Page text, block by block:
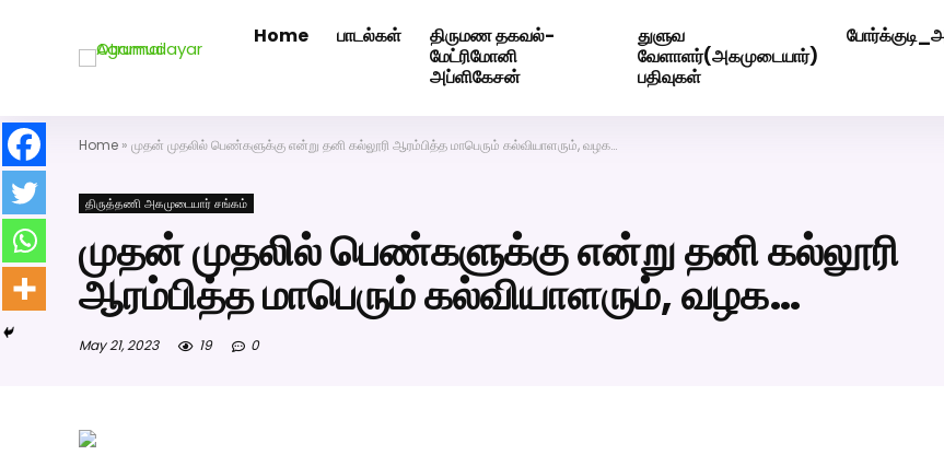
Home பாடல்கள்
திருமண தகவல்-
மேட்ரிமோனி
அப்ளிகேசன்
துளுவ
வேளாளர்(அகமுடையார்)
பதிவுகள்
Home » முதன் முதலில் பெண்களுக்கு என்று தனி கல்லூரி ஆரம்பித்த மாபெரும் கல்வியாளரும், வழக…
திருத்தணி அகமுடையார் சங்கம்
முதன் முதலில் பெண்களுக்கு என்று தனி கல்லூரி
ஆரம்பித்த மாபெரும் கல்வியாளரும், வழக…
May 21, 2023 19 0
அகமுடையார் திருமண வரன்களுக்கு அகமுடையார்மேட்ரி-பெண் வீட்டாருக்கு 100% இலவச திருமண சேவை! வாட்ஸப் எண்: